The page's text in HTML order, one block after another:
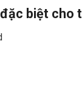
biệt cho